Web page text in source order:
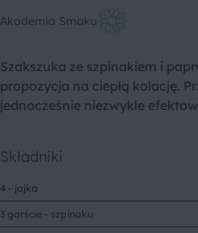
Akademia Smaku
Szakszuka ze szpinakiem i
propozycja na ciepłą kolację.
jednocześnie niezwykle
Składniki
4 - jajka
3 garście - szpinaku